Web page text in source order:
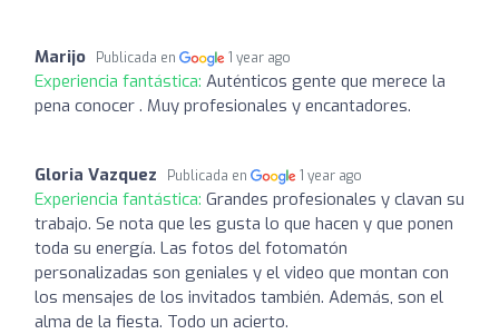
Marijo Publicada en 1 year ago
Experiencia fantástica: Auténticos gente que merece la
pena conocer . Muy profesionales y encantadores.
Gloria Vazquez Publicada en 1 year ago
Experiencia fantástica: Grandes profesionales y clavan su
trabajo. Se nota que les gusta lo que hacen y que ponen
toda su energía. Las fotos del fotomatón
personalizadas son geniales y el video que montan con
los mensajes de los invitados también. Además, son el
alma de la fiesta. Todo un acierto.